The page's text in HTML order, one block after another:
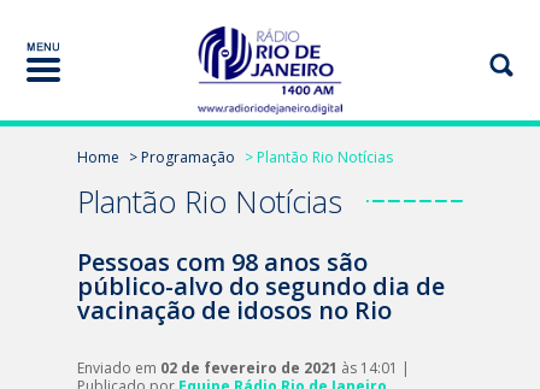
Home > Programação > Plantão Rio Notícias
Plantão Rio Notícias
Pessoas com 98 anos são
público-alvo do segundo dia de
vacinação de idosos no Rio
Enviado em 02 de fevereiro de 2021 às 14:01 |